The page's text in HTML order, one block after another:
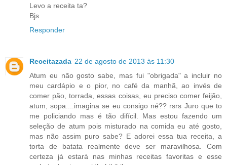
Levo a receita ta?
Bjs
Responder
Receitazada 22 de agosto de 2013 às 11:30
Atum eu não gosto sabe, mas fui "obrigada" a incluir no
meu cardápio e o pior, no café da manhã, ao invés de
comer pão, torrada, essas coisas, eu preciso comer feijão,
atum, sopa....imagina se eu consigo né?? rsrs Juro que to
me policiando mas é tão difícil. Mas estou fazendo um
seleção de atum pois misturado na comida eu até gosto,
mas não assim puro sabe? E adorei essa tua receita, a
torta de batata realmente deve ser maravilhosa. Com
certeza já estará nas minhas receitas favoritas e esse